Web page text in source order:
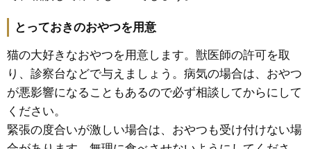
とっておきのおやつを用意
猫の大好きなおやつを用意します。獣医師の許可を取
り、診察台などで与えましょう。病気の場合は、おやつ
が悪影響になることもあるので必ず相談してからにして
ください。
緊張の度合いが激しい場合は、おやつも受け付けない場